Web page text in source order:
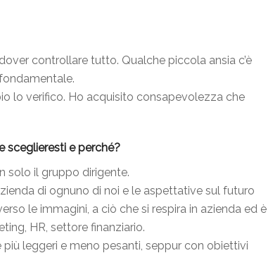
controllare tutto. Qualche piccola ansia c’è
lo verifico. Ho acquisito consapevolezza che
sceglieresti e perché?
solo il gruppo dirigente.
di ognuno di noi e le aspettative sul futuro
le immagini, a ciò che si respira in azienda ed è
HR, settore finanziario.
leggeri e meno pesanti, seppur con obiettivi